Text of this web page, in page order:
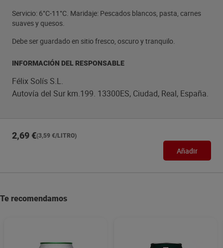
Servicio: 6°C-11°C. Maridaje: Pescados blancos, pasta, carnes
suaves y quesos.
Debe ser guardado en sitio fresco, oscuro y tranquilo.
INFORMACIÓN DEL RESPONSABLE
Félix Solís S.L.
Autovía del Sur km.199. 13300ES, Ciudad, Real, España.
2,69 €(3,59 €/LITRO)
Añadir
Te recomendamos